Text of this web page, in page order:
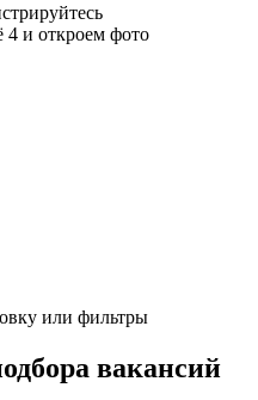
4 и откроем фото
или фильтры
вакансий